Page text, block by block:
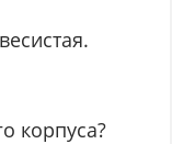
корпуса?